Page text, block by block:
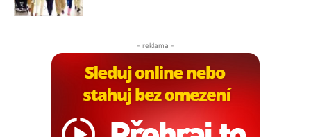
- reklama -